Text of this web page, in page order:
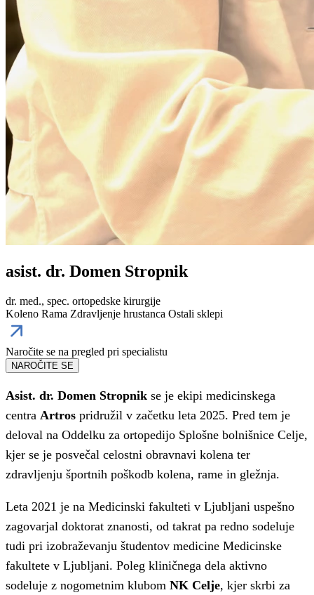
asist. dr. Domen Stropnik
dr. med., spec. ortopedske kirurgije
Koleno Rama Zdravljenje hrustanca Ostali sklepi
Naročite se na pregled pri specialistu
NAROČITE SE
Asist. dr. Domen Stropnik se je ekipi medicinskega
centra Artros pridružil v začetku leta 2025. Pred tem je
deloval na Oddelku za ortopedijo Splošne bolnišnice Celje,
kjer se je posvečal celostni obravnavi kolena ter
zdravljenju športnih poškodb kolena, rame in gležnja.
Leta 2021 je na Medicinski fakulteti v Ljubljani uspešno
zagovarjal doktorat znanosti, od takrat pa redno sodeluje
tudi pri izobraževanju študentov medicine Medicinske
fakultete v Ljubljani. Poleg kliničnega dela aktivno
sodeluje z nogometnim klubom NK Celje, kjer skrbi za